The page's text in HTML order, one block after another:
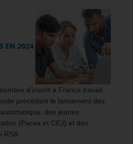
EN 2024
d’inscrit à France travail
précédant le lancement des
des jeunes
(Pacea et CEJ) et des
RSA.